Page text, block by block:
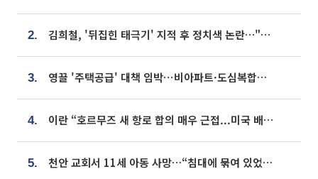
2. 김희철, '뒤집힌 태극기' 지적 후 정치색 논란…"좌우 떠나 우리나라 국기"
3. 영끌 '주택공급' 대책 임박⋯비아파트·도심복합까지 총동원
4. 이란 “호르무즈 새 항로 합의 매우 근접...미국 배상 먼저”
5. 천안 교회서 11세 아동 사망…“침대에 묶여 있었다” 진술 확보